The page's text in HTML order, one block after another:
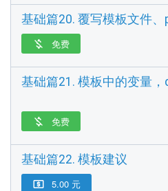
基础篇20. 覆写模板文件、
 免费
基础篇21. 模板中的变量
 免费
基础篇22. 模板建议
 5.00 元